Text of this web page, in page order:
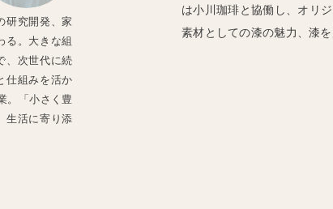
研究開発、家
る。大きな組
、次世代に続
仕組みを活か
。「小さく豊
生活に寄り添
は小川珈琲と協働し、オリ
素材としての漆の魅力、漆